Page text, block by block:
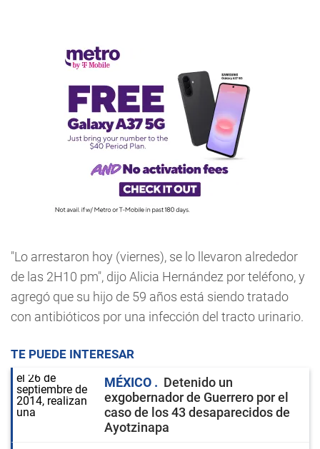
"Lo arrestaron hoy (viernes), se lo llevaron alrededor
de las 2H10 pm", dijo Alicia Hernández por teléfono, y
agregó que su hijo de 59 años está siendo tratado
con antibióticos por una infección del tracto urinario.
TE PUEDE INTERESAR
MÉXICO
Detenido un
exgobernador de Guerrero por el
caso de los 43 desaparecidos de
Ayotzinapa